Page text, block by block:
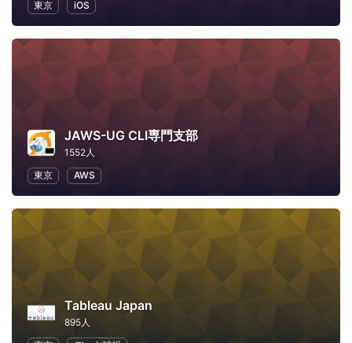
東京
iOS
JAWS-UG CLI専門支部
1552人
東京
AWS
Tableau Japan
895人